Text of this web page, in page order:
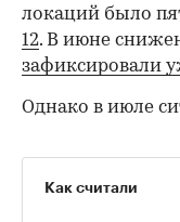
локаций было
12. В июне
зафиксировали
Однако в июле
Как считали